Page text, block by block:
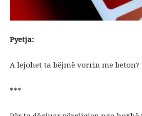
Pyetja:
A lejohet ta bëjmë vorrin me beton?
***